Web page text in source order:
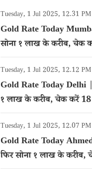
Tuesday, 1 Jul 2025, 12.31 PM
Gold Rate Today
सोना १ लाख के करीब, चेक
गोल्ड का रेट
Tuesday, 1 Jul 2025, 12.12 PM
Gold Rate Today
१ लाख के करीब, चेक करें
गोल्ड का रेट
Tuesday, 1 Jul 2025, 12.07 PM
Gold Rate Today
फिर सोना १ लाख के